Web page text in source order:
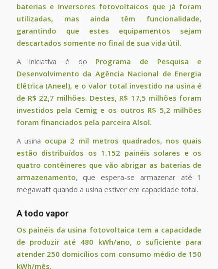
baterias e inversores fotovoltaicos que já foram
utilizadas, mas ainda têm funcionalidade,
garantindo que estes equipamentos sejam
descartados somente no final de sua vida útil.
A iniciativa é do Programa de Pesquisa e
Desenvolvimento da Agência Nacional de Energia
Elétrica (Aneel), e o valor total investido na usina é
de R$ 22,7 milhões. Destes, R$ 17,5 milhões foram
investidos pela Cemig e os outros R$ 5,2 milhões
foram financiados pela parceira Alsol.
A usina ocupa 2 mil metros quadrados, nos quais
estão distribuídos os 1.152 painéis solares e os
quatro contêineres que vão abrigar as baterias de
armazenamento, que espera-se armazenar até 1
megawatt quando a usina estiver em capacidade total.
A todo vapor
Os painéis da usina fotovoltaica tem a capacidade
de produzir até 480 kWh/ano, o suficiente para
atender 250 domicílios com consumo médio de 150
kWh/mês.